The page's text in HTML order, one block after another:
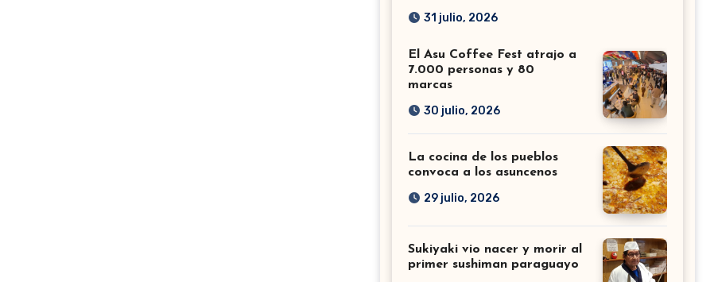
31 julio, 2026
El Asu Coffee Fest atrajo a
7.000 personas y 80
marcas
30 julio, 2026
La cocina de los pueblos
convoca a los asuncenos
29 julio, 2026
Sukiyaki vio nacer y morir al
primer sushiman paraguayo